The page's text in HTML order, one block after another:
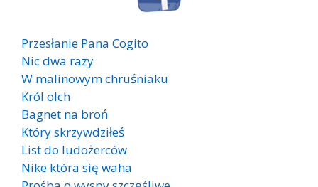
Przesłanie Pana Cogito
Nic dwa razy
W malinowym chruśniaku
Król olch
Bagnet na broń
Który skrzywdziłeś
List do ludożerców
Nike która się waha